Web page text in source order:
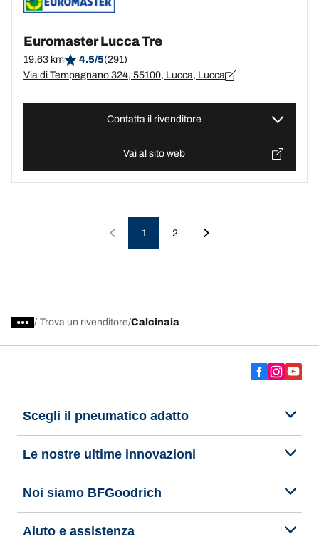
Euromaster Lucca Tre
19.63 km 4.5/5(291)
Via di Tempagnano 324, 55100, Lucca, Lucca
Contatta il rivenditore
Vai al sito web
1 2
/ Trova un rivenditore Calcinaia
Scegli il pneumatico adatto
Le nostre ultime innovazioni
Noi siamo BFGoodrich
Aiuto e assistenza